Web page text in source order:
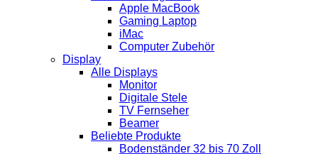
Apple MacBook
Gaming Laptop
iMac
Computer Zubehör
Display
Alle Displays
Monitor
Digitale Stele
TV Fernseher
Beamer
Beliebte Produkte
Bodenständer 32 bis 70 Zoll